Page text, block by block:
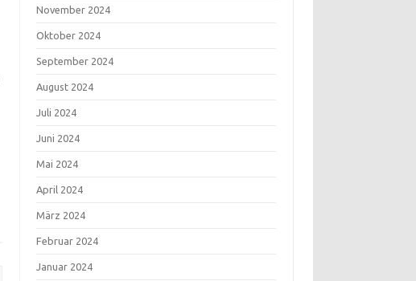
November 2024
Oktober 2024
September 2024
August 2024
Juli 2024
Juni 2024
Mai 2024
April 2024
März 2024
Februar 2024
Januar 2024